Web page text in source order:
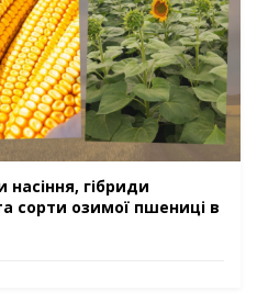
насіння, гібриди
сорти озимої пшениці в